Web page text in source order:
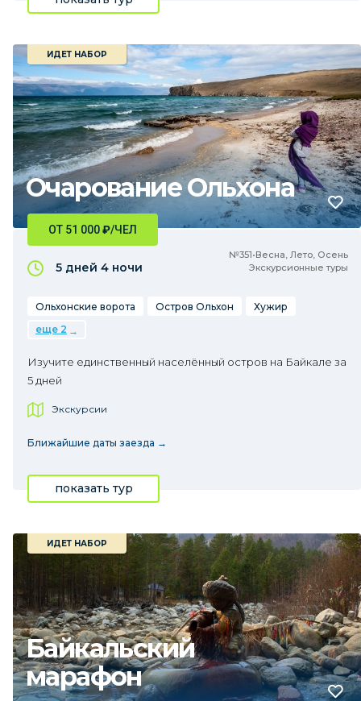
Очарование Ольхона
ИДЕТ НАБОР
№351•Весна, Лето, Осень
Экскурсионные туры
ОТ 51 000₽/ЧЕЛ
5 дней 4 ночи
Ольхонские ворота Остров Ольхон
Хужир
еще 2
Изучите единственный населённый остров на Байкале за
5 дней
Экскурсии
Ближайшие даты заезда →
показать тур
Байкальский
марафон
ИДЕТ НАБОР